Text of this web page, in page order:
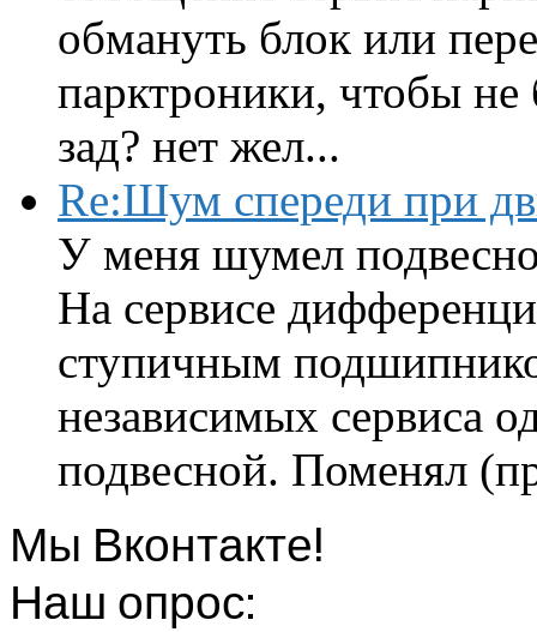
обмануть блок или
парктроники, чтобы
зад? нет жел...
Re:Шум спереди при
У меня шумел
На сервисе
ступичным
независимых сервиса
подвесной. Поменял
Мы Вконтакте!
Наш опрос: